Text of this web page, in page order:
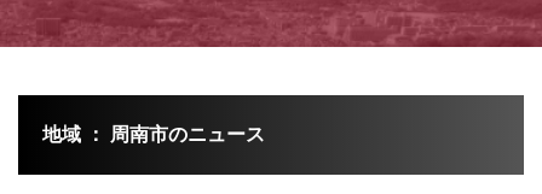
地域 ： 周南市のニュース